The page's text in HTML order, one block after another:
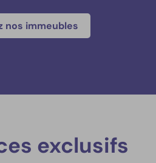
nos immeubles
exclusifs